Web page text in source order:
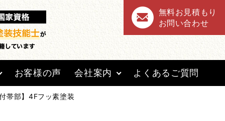
無料お見積もり
お問い合わせ
お客様の声 会社案内 よくあるご質問
帯部】4Fフッ素塗装